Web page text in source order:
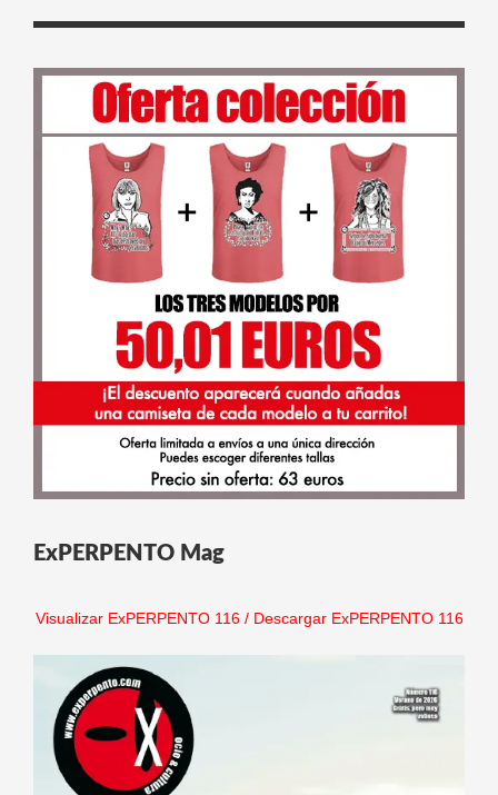
ExPERPENTO Mag
Visualizar ExPERPENTO 116/ Descargar ExPERPENTO 116